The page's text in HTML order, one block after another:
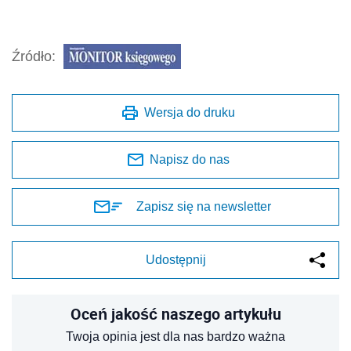
Źródło:
Wersja do druku
Napisz do nas
Zapisz się na newsletter
Udostępnij
Oceń jakość naszego artykułu
Twoja opinia jest dla nas bardzo ważna